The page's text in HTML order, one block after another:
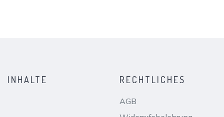
INHALTE RECHTLICHES
AGB